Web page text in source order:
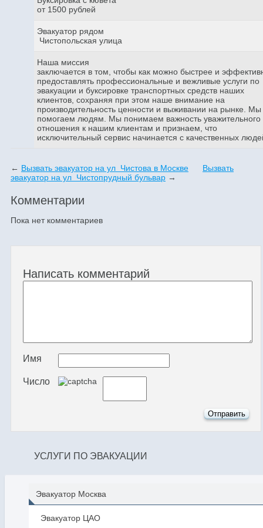
от 1500 рублей
Эвакуатор рядом
Чистопольская улица
Наша миссия
заключается в том, чтобы как можно быстрее и
предоставлять профессиональные и вежливые услуги по
эвакуации и буксировке транспортных средств наших
клиентов, сохраняя при этом наше внимание на
производительность ценности и выживании на рынке. Мы
помогаем людям. Мы понимаем важность уважительного
отношения к нашим клиентам и признаем, что
исключительный сервис начинается с качественных
← Вызвать эвакуатор на ул Чистова в Москве
Вызвать
эвакуатор на ул Чистопрудный бульвар →
Комментарии
Пока нет комментариев
Написать комментарий
Имя
Число
УСЛУГИ ПО ЭВАКУАЦИИ
Эвакуатор Москва
Эвакуатор ЦАО